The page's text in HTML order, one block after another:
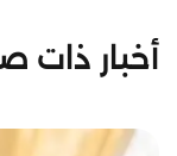
أخبار ذات